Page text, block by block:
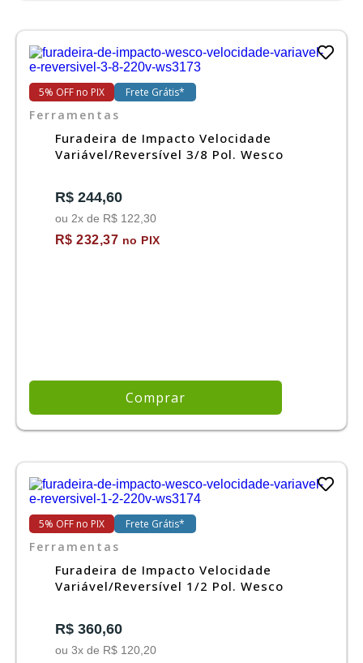
5% OFF no PIX Frete Grátis*
Ferramentas
Furadeira de Impacto Velocidade
Variável/Reversível 3/8 Pol. Wesco
R$ 244,60
ou 2x de R$ 122,30
R$ 232,37 no PIX
Comprar
5% OFF no PIX Frete Grátis*
Ferramentas
Furadeira de Impacto Velocidade
Variável/Reversível 1/2 Pol. Wesco
R$ 360,60
ou 3x de R$ 120,20